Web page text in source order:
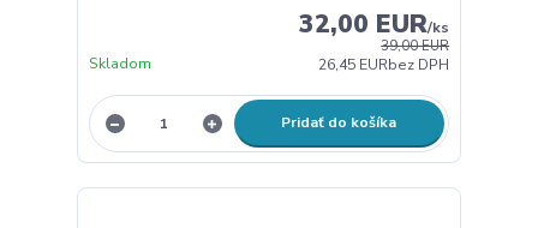
39,00 EUR
32,00 EUR/ks
26,45 EURbez DPH
Skladom
Pridať do košíka